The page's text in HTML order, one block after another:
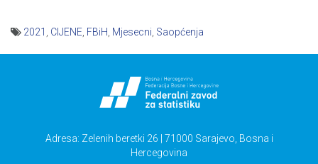
2021 CIJENE FBiH Mjesecni Saopćenja
Adresa: Zelenih beretki 26 | 71000 Sarajevo, Bosna i
Hercegovina